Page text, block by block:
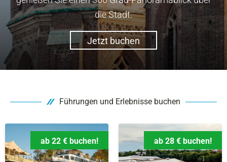
die Stadt.
Jetzt buchen
Führungen und Erlebnisse buchen
ab 22 € buchen! ab 28 € buchen!